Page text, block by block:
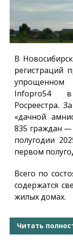
В
регистраций
упрощенном
Infopro54в
Росреестра.
«дачной
835 граждан
полугодии
первом
Всего по
содержатся
жилых домах.
Читать